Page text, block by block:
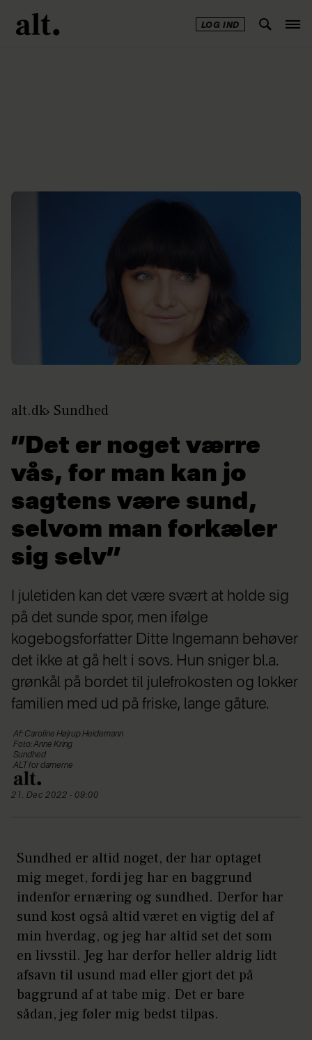
LOG IND
alt.dk Sundhed
”Det er noget værre
vås, for man kan jo
sagtens være sund,
selvom man forkæler
sig selv”
I juletiden kan det være svært at holde sig
på det sunde spor, men ifølge
kogebogsforfatter Ditte Ingemann behøver
det ikke at gå helt i sovs. Hun sniger bl.a.
grønkål på bordet til julefrokosten og lokker
familien med ud på friske, lange gåture.
Af: Caroline Højrup Heidemann
Foto: Anne Kring
Sundhed
ALT for damerne
21. Dec 2022 - 09:00
Sundhed er altid noget, der har optaget
mig meget, fordi jeg har en baggrund
indenfor ernæring og sundhed. Derfor har
sund kost også altid været en vigtig del af
min hverdag, og jeg har altid set det som
en livsstil. Jeg har derfor heller aldrig lidt
afsavn til usund mad eller gjort det på
baggrund af at tabe mig. Det er bare
sådan, jeg føler mig bedst tilpas.